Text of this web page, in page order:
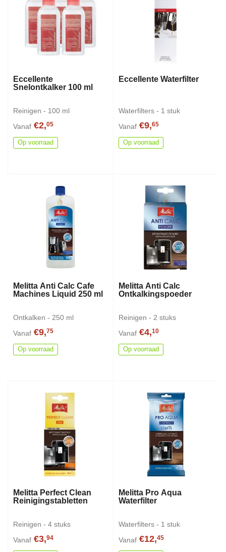
Eccellente
Snelontkalker 100 ml
Reinigen - 100 ml
Vanaf €2,05
Op voorraad
Eccellente Waterfilter
Waterfilters - 1 stuk
Vanaf €9,65
Op voorraad
Melitta Anti Calc Cafe
Machines Liquid 250 ml
Ontkalken - 250 ml
Vanaf €9,75
Op voorraad
Melitta Anti Calc
Ontkalkingspoeder
Reinigen - 2 stuks
Vanaf €4,10
Op voorraad
Melitta Perfect Clean
Reinigingstabletten
Reinigen - 4 stuks
Vanaf €3,94
Melitta Pro Aqua
Waterfilter
Waterfilters - 1 stuk
Vanaf €12,45